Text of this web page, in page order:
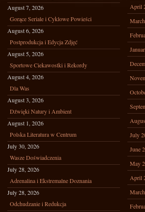
August 7, 2026
Gorące Seriale i Cyklowe Powieści
August 6, 2026
Postprodukcja i Edycja Zdjęć
August 5, 2026
Sportowe Ciekawostki i Rekordy
August 4, 2026
Dla Was
August 3, 2026
Dźwięki Natury i Ambient
August 1, 2026
Polska Literatura w Centrum
July 30, 2026
Wasze Doświadczenia
July 28, 2026
Adrenalina i Ekstremalne Doznania
July 28, 2026
Odchudzanie i Redukcja
April
July
June
May
April